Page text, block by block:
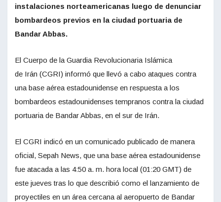
instalaciones norteamericanas luego de denunciar
bombardeos previos en la ciudad portuaria de
Bandar Abbas.
El Cuerpo de la Guardia Revolucionaria Islámica
de Irán (CGRI) informó que llevó a cabo ataques contra
una base aérea estadounidense en respuesta a los
bombardeos estadounidenses tempranos contra la ciudad
portuaria de Bandar Abbas, en el sur de Irán.
El CGRI indicó en un comunicado publicado de manera
oficial, Sepah News, que una base aérea estadounidense
fue atacada a las 4:50 a. m. hora local (01:20 GMT) de
este jueves tras lo que describió como el lanzamiento de
proyectiles en un área cercana al aeropuerto de Bandar